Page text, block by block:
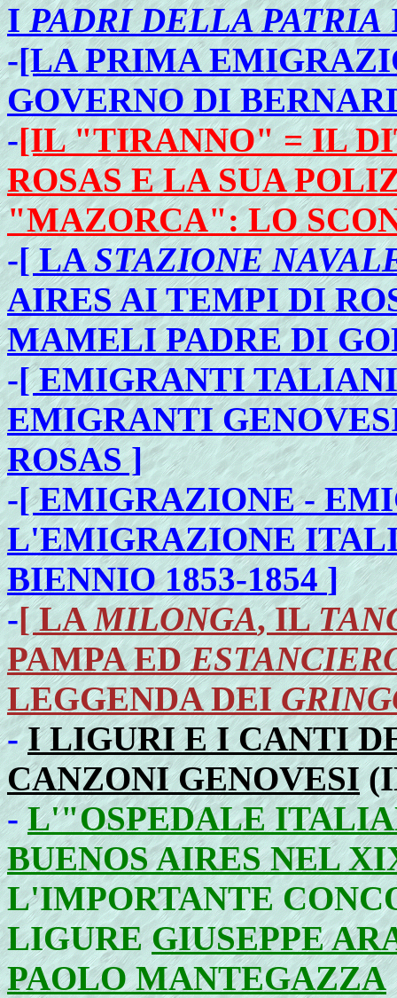
IPADRI DELLA PATRIA
-[LA PRIMA
GOVERNO DI
-[IL "TIRANNO" = IL
ROSAS E LA SUA
"MAZORCA": LO
-[ LASTAZIONE
AIRES AI TEMPI DI
MAMELI PADRE DI
-[ EMIGRANTI
EMIGRANTI
ROSAS ]
-[ EMIGRAZIONE -
L'EMIGRAZIONE
BIENNIO 1853-1854]
-[ LAMILONGA, IL
PAMPA ED
LEGGENDA DEI
-I LIGURI E I CANTI
CANZONI GENOVESI
-L'"OSPEDALE
BUENOS AIRES NEL
L'IMPORTANTE
LIGUREGIUSEPPE
PAOLO MANTEGAZZA